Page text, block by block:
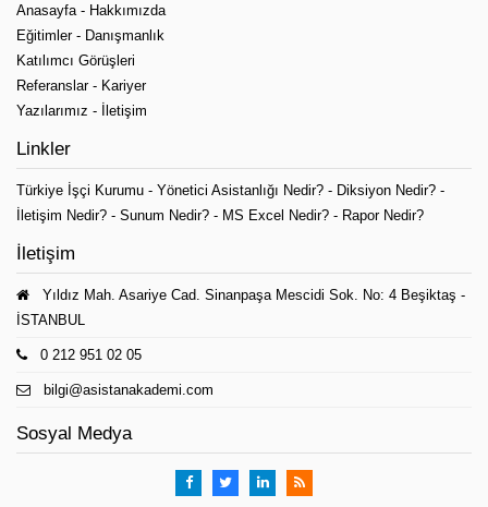
Anasayfa- Hakkımızda
Eğitimler- Danışmanlık
Katılımcı Görüşleri
Referanslar- Kariyer
Yazılarımız - İletişim
Linkler
Türkiye İşçi Kurumu - Yönetici Asistanlığı Nedir? - Diksiyon Nedir? -
İletişim Nedir? - Sunum Nedir? - MS Excel Nedir? - Rapor Nedir?
İletişim
Yıldız Mah. Asariye Cad. Sinanpaşa Mescidi Sok. No: 4 Beşiktaş -
İSTANBUL
0 212 951 02 05
bilgi@asistanakademi.com
Sosyal Medya